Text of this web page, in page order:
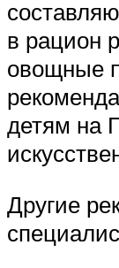
в рацион
овощные
детям на
Другие